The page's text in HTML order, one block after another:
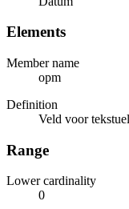
Elements
Member name
opm
Definition
Veld voor
Range
Lower cardinality
0